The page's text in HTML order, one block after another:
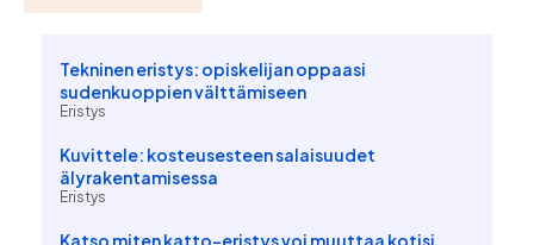
Tekninen eristys: opiskelijan oppaasi
sudenkuoppien välttämiseen
Eristys
Kuvittele: kosteusesteen salaisuudet
älyrakentamisessa
Eristys
Katso miten katto-eristys voi muuttaa kotisi